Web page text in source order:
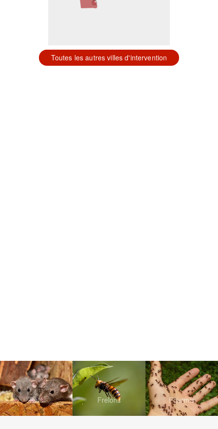
Toutes les autres villes d'intervention
Rats Frelons Fourmis